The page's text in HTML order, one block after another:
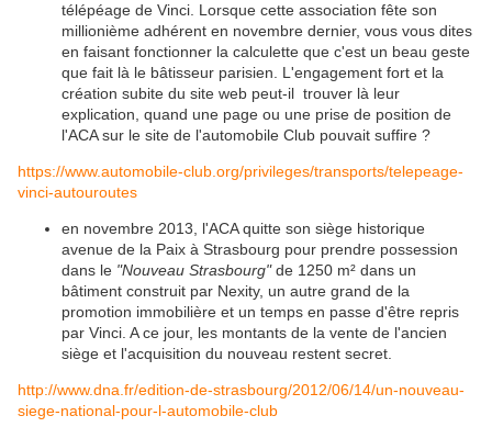
télépéage de Vinci. Lorsque cette association fête son
millionième adhérent en novembre dernier, vous vous dites
en faisant fonctionner la calculette que c'est un beau geste
que fait là le bâtisseur parisien. L'engagement fort et la
création subite du site web peut-il trouver là leur
explication, quand une page ou une prise de position de
l'ACA sur le site de l'automobile Club pouvait suffire ?
https://www.automobile-club.org/privileges/transports/telepeage-
vinci-autouroutes
en novembre 2013, l'ACA quitte son siège historique
avenue de la Paix à Strasbourg pour prendre possession
dans le "Nouveau Strasbourg"de 1250 m² dans un
bâtiment construit par Nexity, un autre grand de la
promotion immobilière et un temps en passe d'être repris
par Vinci. A ce jour, les montants de la vente de l'ancien
siège et l'acquisition du nouveau restent secret.
http://www.dna.fr/edition-de-strasbourg/2012/06/14/un-nouveau-
siege-national-pour-l-automobile-club